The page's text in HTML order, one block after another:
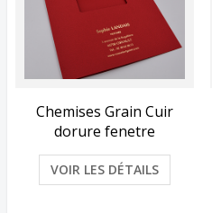
Chemises Grain Cuir
dorure fenetre
VOIR LES DÉTAILS